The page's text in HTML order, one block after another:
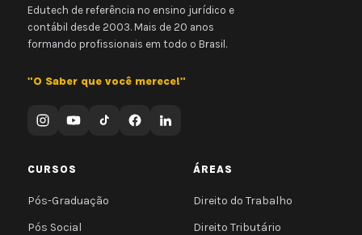
Edutech de referência no ensino jurídico e
contábil desde 2003. Mais de 20 anos
formando profissionais em todo o Brasil.
"O Saber que você merece!"
CURSOS
Pós-Graduação
Pós Social
ÁREAS
Direito do Trabalho
Direito Tributário